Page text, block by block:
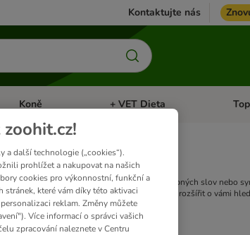
Kontaktujte nás
Otevřít menu: Akvaristika
Koně Otevřít menu: Koně
+ VET Dieta
nenašli.
žádný překlep nebo hledejte podle podobných slov nebo
zda bychom mohli náš sortiment rozšířit o vámi
a další technologie („cookies“).
prohlížet a nakupovat na našich
cookies pro výkonnostní, funkční a
které vám díky této aktivaci
reklam. Změny můžete
Více informací o správci vašich
zpracování naleznete v Centru